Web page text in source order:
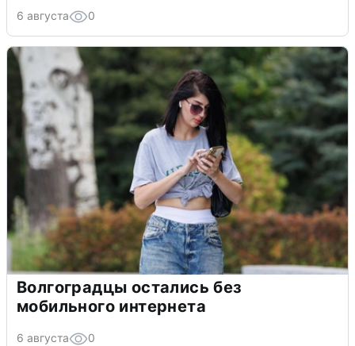
6 августа 0
Волгоградцы остались без
мобильного интернета
6 августа 0